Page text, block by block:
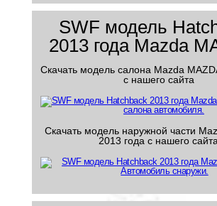
SWF модель
2013 года Mazda
Скачать модель салона Mazda
с нашего сайта
Скачать модель наружной части
2013 года с нашего сайта